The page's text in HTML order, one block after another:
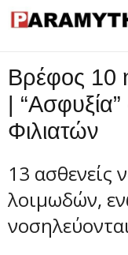
Ροή
Επικοινωνία
Βρέφος 10
|
Φιλιατών
13 ασθενείς
λοιμωδών,